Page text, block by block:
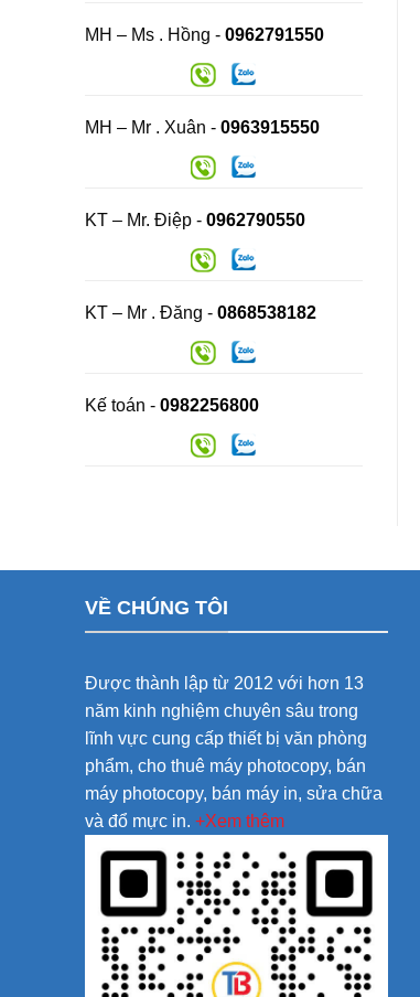
MH – Ms . Hồng - 0962791550
MH – Mr . Xuân - 0963915550
KT – Mr. Điệp - 0962790550
KT – Mr . Đăng - 0868538182
Kế toán - 0982256800
VỀ CHÚNG TÔI
Được thành lập từ 2012 với hơn 13
năm kinh nghiệm chuyên sâu trong
lĩnh vực cung cấp thiết bị văn phòng
phẩm, cho thuê máy photocopy, bán
máy photocopy, bán máy in, sửa chữa
và đổ mực in. +Xem thêm